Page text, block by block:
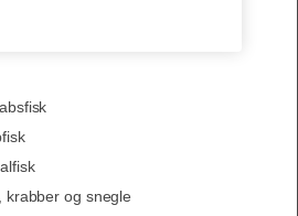
krabber og snegle